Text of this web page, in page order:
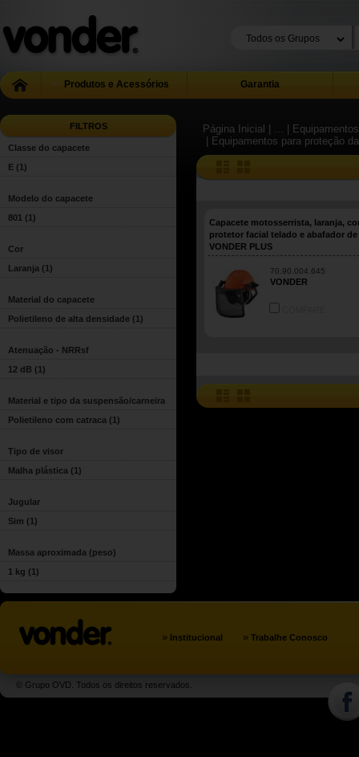
Produtos e Acessórios Garantia
FILTROS
Classe do capacete
E (1)
Modelo do capacete
801 (1)
Cor
Laranja (1)
Material do capacete
Polietileno de alta densidade (1)
Atenuação - NRRsf
12 dB (1)
Material e tipo da suspensão/carneira
Polietileno com catraca (1)
Tipo de visor
Malha plástica (1)
Jugular
Sim (1)
Massa aproximada (peso)
1 kg (1)
Página Inicial | ...
|
| Equipamentos para proteção
Capacete motosserrista, laranja,
protetor facial telado e abafador
VONDER PLUS
70.90.004.645
VONDER
» Institucional » Trabalhe Conosco
© Grupo OVD. Todos os direitos reservados.